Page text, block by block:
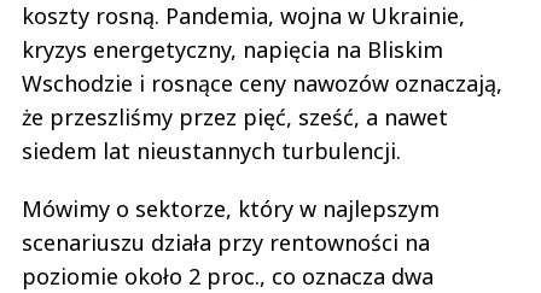
koszty rosną. Pandemia, wojna w Ukrainie,
kryzys energetyczny, napięcia na Bliskim
Wschodzie i rosnące ceny nawozów oznaczają,
że przeszliśmy przez pięć, sześć, a nawet
siedem lat nieustannych turbulencji.
Mówimy o sektorze, który w najlepszym
scenariuszu działa przy rentowności na
poziomie około 2 proc., co oznacza dwa